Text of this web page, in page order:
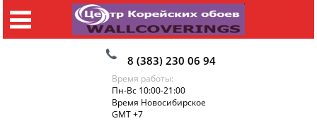
8 (383) 230 06 94
Время работы:
Пн-Вс 10:00-21:00
Время Новосибирское
GMT +7